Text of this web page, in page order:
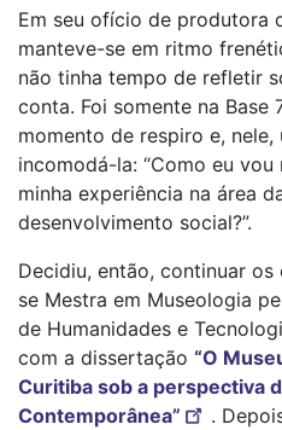
Em seu ofício de produtora
manteve-se em ritmo
não tinha tempo de refletir
conta. Foi somente na Base
momento de respiro e,
incomodá-la: “Como eu
minha experiência na área
desenvolvimento social?”.
Decidiu, então, continuar
se Mestra em Museologia
de Humanidades e
com a dissertação “O
Curitiba sob a perspectiva
Contemporânea”
.